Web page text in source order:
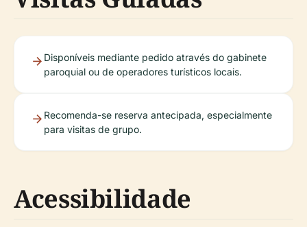
Disponíveis mediante pedido através do gabinete
paroquial ou de operadores turísticos locais.
Recomenda-se reserva antecipada, especialmente
para visitas de grupo.
Acessibilidade